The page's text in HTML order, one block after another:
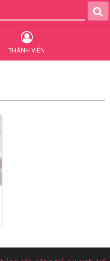
THÀNH VIÊN